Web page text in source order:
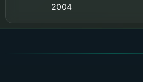
2004
2002